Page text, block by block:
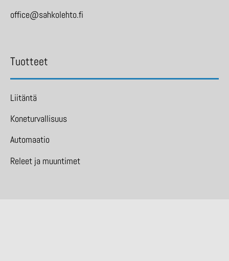
office@sahkolehto.fi
Tuotteet
Liitäntä
Koneturvallisuus
Automaatio
Releet ja muuntimet